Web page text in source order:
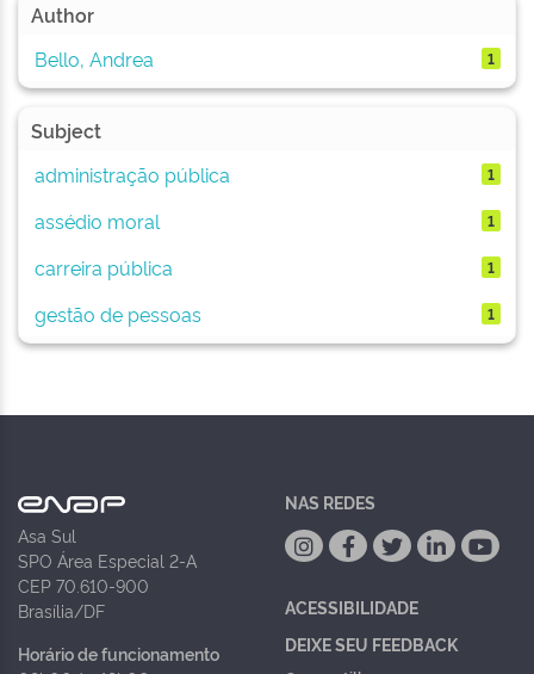
Author
Bello, Andrea
1
Subject
administração pública
1
assédio moral 1
carreira pública 1
gestão de pessoas 1
Asa Sul
SPO Área Especial 2-A
CEP 70.610-900
Brasília/DF
Horário de funcionamento
NAS REDES
ACESSIBILIDADE
DEIXE SEU FEEDBACK